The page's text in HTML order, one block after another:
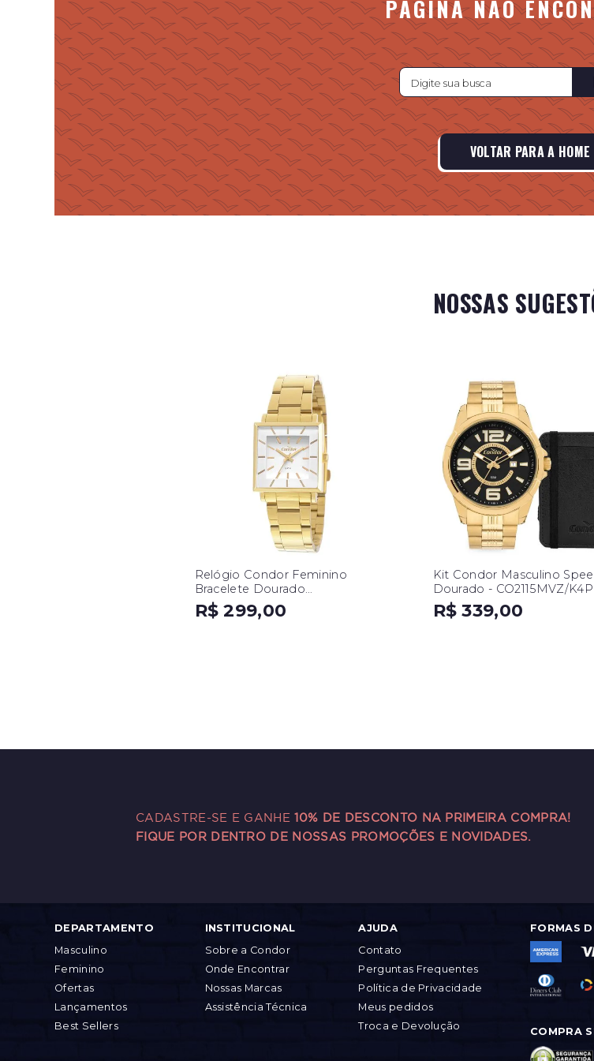
PÁGINA NÃO
VOLTAR PARA A HOME
NOSSAS
Relógio Condor Feminino
Bracelete Dourado
CO2035EXM/K4B
R$ 299,00
Kit Condor Masculino
Dourado - CO2115MVZ/K4P
R$ 339,00
CADASTRE-SE E GANHE10% DE DESCONTO NA PRIMEIRA COMPRA!
FIQUE POR DENTRO DE NOSSAS PROMOÇÕES E NOVIDADES.
DEPARTAMENTO
Masculino
Feminino
Ofertas
Lançamentos
Best Sellers
INSTITUCIONAL
Sobre a Condor
Onde Encontrar
Nossas Marcas
Assistência Técnica
AJUDA
Contato
Perguntas Frequentes
Política de Privacidade
Meus pedidos
Troca e Devolução
FORMAS
COMPRA